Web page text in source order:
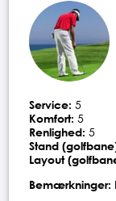
Service: 5
Komfort: 5
Renlighed: 5
Stand
Layout
Bemærkninger: